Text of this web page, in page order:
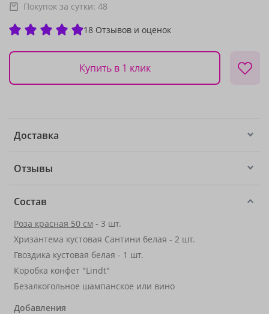
Покупок за сутки: 48
18 Отзывов и оценок
Купить в 1 клик
Доставка
Отзывы
Состав
Роза красная 50 см - 3 шт.
Хризантема кустовая Сантини белая - 2 шт.
Гвоздика кустовая белая - 1 шт.
Коробка конфет "Lindt"
Безалкогольное шампанское или вино
Добавления